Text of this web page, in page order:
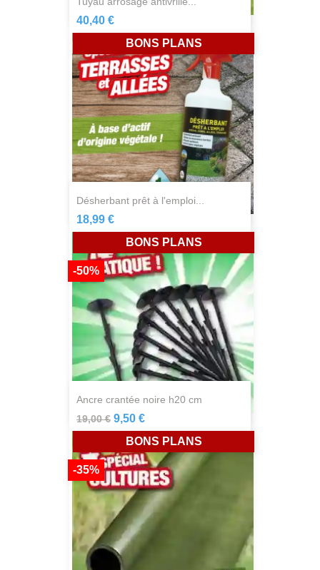
40,40 €
désherbant prêt à l'emploi...
18,99 €
BONS PLANS
ancre crantée noire h20 cm
19,00 €
-50%
9,50 €
BONS PLANS
-35%
BONS PLANS